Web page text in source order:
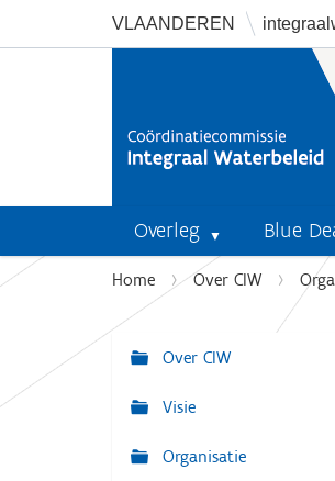
VLAANDEREN
Overleg Blue
U
e
Home Over CIW
N
a
i
Over CIW
Visie
Organisatie